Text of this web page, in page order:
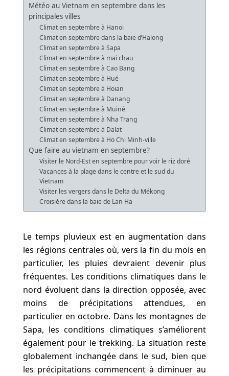
Météo au Vietnam en septembre dans les
principales villes
Climat en septembre à Hanoi
Climat en septembre dans la baie d’Halong
Climat en septembre à Sapa
Climat en septembre à mai chau
Climat en septembre à Cao Bang
Climat en septembre à Hué
Climat en septembre à Hoian
Climat en septembre à Danang
Climat en septembre à Muiné
Climat en septembre à Nha Trang
Climat en septembre à Dalat
Climat en septembre à Ho Chi Minh-ville
Que faire au vietnam en septembre?
Visiter le Nord-Est en septembre pour voir le riz doré
Vacances à la plage dans le centre et le sud du
Vietnam
Visiter les vergers dans le Delta du Mékong
Croisière dans la baie de Lan Ha
Le temps pluvieux est en augmentation dans
les régions centrales où, vers la fin du mois en
particulier, les pluies devraient devenir plus
fréquentes. Les conditions climatiques dans le
nord évoluent dans la direction opposée, avec
moins de précipitations attendues, en
particulier en octobre. Dans les montagnes de
Sapa, les conditions climatiques s’améliorent
également pour le trekking. La situation reste
globalement inchangée dans le sud, bien que
les précipitations commencent à diminuer au